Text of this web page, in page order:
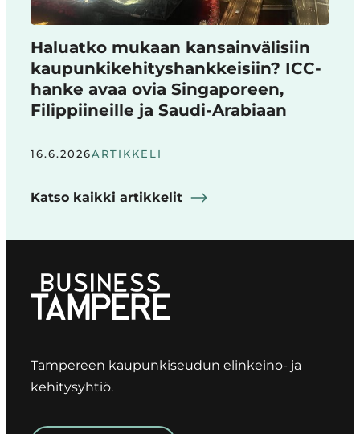
Haluatko mukaan kansainvälisiin
kaupunkikehityshankkeisiin? ICC-
hanke avaa ovia Singaporeen,
Filippiineille ja Saudi-Arabiaan
16.6.2026ARTIKKELI
Katso kaikki artikkelit
Tampereen kaupunkiseudun elinkeino- ja
kehitysyhtiö.